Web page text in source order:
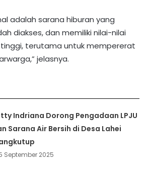
adalah sarana hiburan yang
diakses, dan memiliki nilai-nilai
terutama untuk mempererat
jelasnya.
Indriana Dorong Pengadaan LPJU
Sarana Air Bersih di Desa Lahei
September 2025